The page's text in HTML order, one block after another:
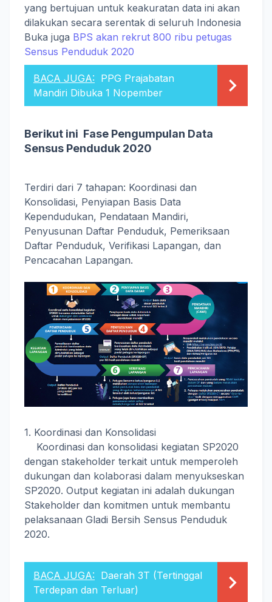
yang bertujuan untuk keakuratan data ini akan
dilakukan secara serentak di seluruh Indonesia
Buka juga BPS akan rekrut 800 ribu petugas
Sensus Penduduk 2020
BACA JUGA: PPG Prajabatan
Mandiri Dibuka 1 Nopember
Berikut ini Fase Pengumpulan Data
Sensus Penduduk 2020
Terdiri dari 7 tahapan: Koordinasi dan
Konsolidasi, Penyiapan Basis Data
Kependudukan, Pendataan Mandiri,
Penyusunan Daftar Penduduk, Pemeriksaan
Daftar Penduduk, Verifikasi Lapangan, dan
Pencacahan Lapangan.
1. Koordinasi dan Konsolidasi
Koordinasi dan konsolidasi kegiatan SP2020
dengan stakeholder terkait untuk memperoleh
dukungan dan kolaborasi dalam menyukseskan
SP2020. Output kegiatan ini adalah dukungan
Stakeholder dan komitmen untuk membantu
pelaksanaan Gladi Bersih Sensus Penduduk
2020.
BACA JUGA: Daerah 3T (Tertinggal
Terdepan dan Terluar)